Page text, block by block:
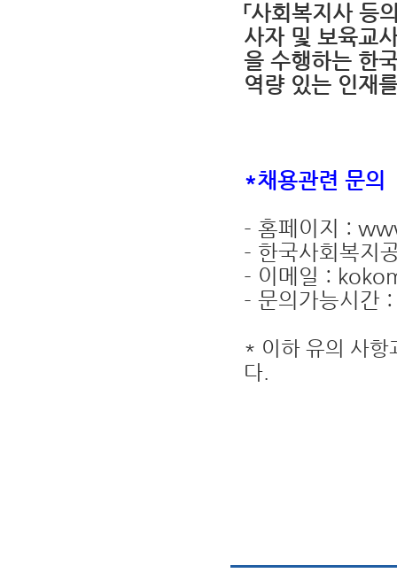
「사회복지사 등
사자 및 보육교
을 수행하는 한
역량 있는 인재
*채용관련 문의
- 홈페이지 :
- 한국사회복지
- 이메일 :
- 문의가능시간
* 이하 유의 사항
다.